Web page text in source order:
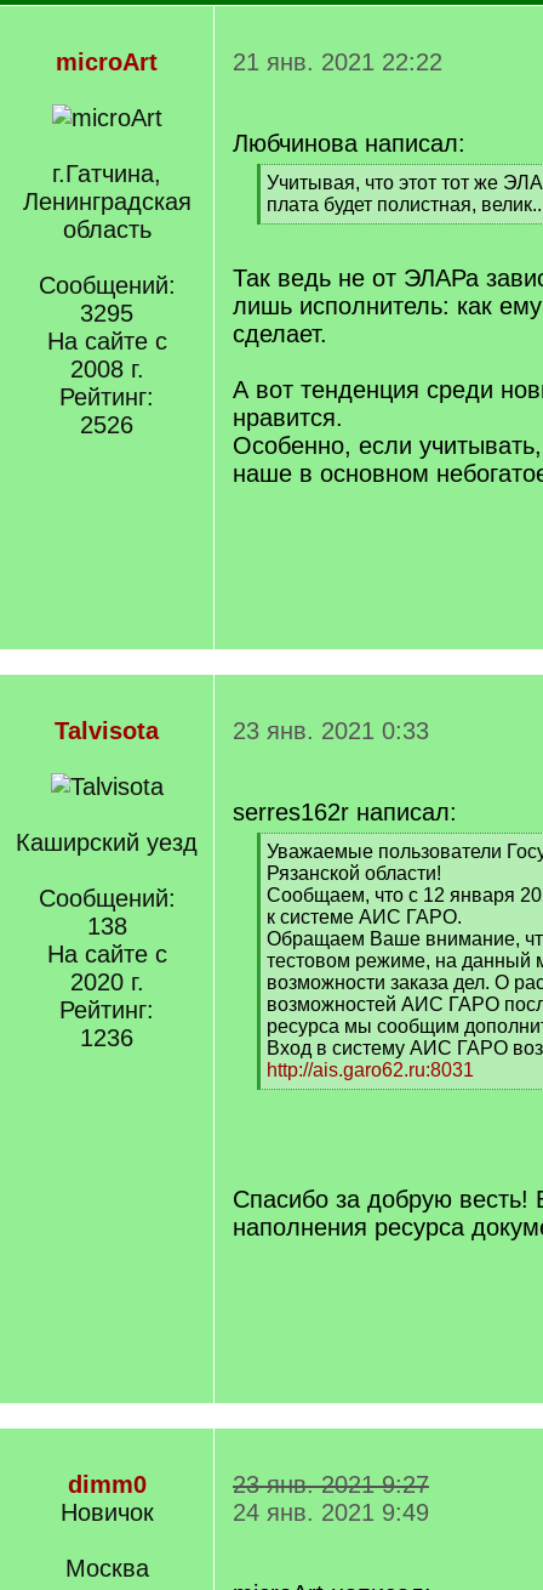
microArt
г.Гатчина,
Ленинградская
область
Сообщений:
3295
На сайте с
2008 г.
Рейтинг:
2526
21 янв. 2021 22:22
Любчинова написал:
[
q
]
Учитывая, что этот тот же
плата будет полистная, велик..
[
q
]
Так ведь не от ЭЛАРа
лишь исполнитель: как ему
сделает.
А вот тенденция среди
нравится.
Особенно, если
наше в основном
Talvisota
Каширский уезд
Сообщений:
138
На сайте с
2020 г.
Рейтинг:
1236
23 янв. 2021 0:33
serres162r написал:
[
q
]
Уважаемые пользователи
Рязанской области!
Сообщаем, что с 12 января
к системе АИС ГАРО.
Обращаем Ваше внимание,
тестовом режиме, на данный
возможности заказа дел. О
возможностей АИС ГАРО
ресурса мы сообщим
Вход в систему АИС ГАРО
http://ais.garo62.ru:8031
[
Спасибо за добрую весть!
наполнения ресурса
dimm0
Новичок
Москва
23 янв. 2021 9:27
24 янв. 2021 9:49